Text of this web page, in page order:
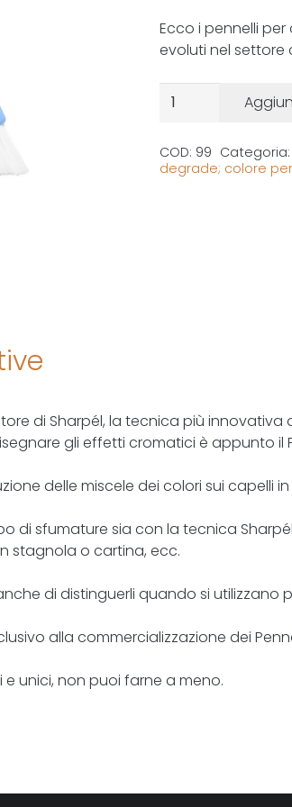
Ecco i pennelli
evoluti nel settore
Set da 9 pennelli
COD: 99 Categoria:
degrade; colore
di Sharpél, la tecnica più innovativa
gli effetti cromatici è appunto il
delle miscele dei colori sui capelli
di sfumature sia con la tecnica
stagnola o cartina, ecc.
di distinguerli quando si
alla commercializzazione dei
e unici, non puoi farne a meno.